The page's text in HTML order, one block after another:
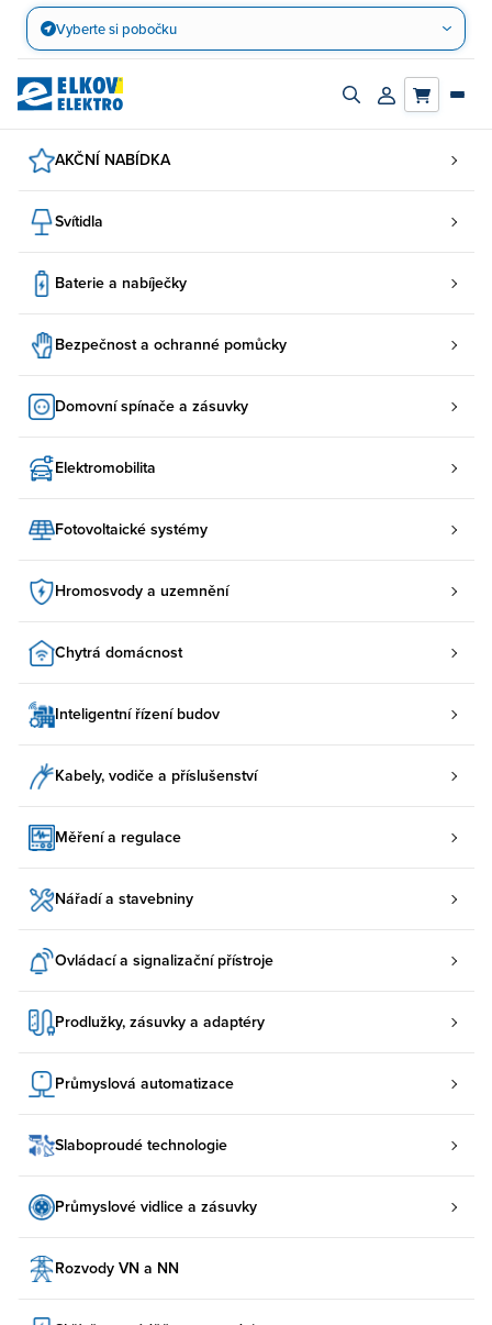
Přejít
obsah
Vyberte si pobočku
Zapnout/vypnout
Přihlásit/
AKČNÍ NABÍDKA
Svítidla
Baterie a nabíječky
Bezpečnost a ochranné pomůcky
Domovní spínače a zásuvky
Elektromobilita
Fotovoltaické systémy
Hromosvody a uzemnění
Chytrá domácnost
Inteligentní řízení budov
Kabely, vodiče a příslušenství
Měření a regulace
Nářadí a stavebniny
Ovládací a signalizační přístroje
Prodlužky, zásuvky a adaptéry
Průmyslová automatizace
Slaboproudé technologie
Průmyslové vidlice a zásuvky
Rozvody VN a NN